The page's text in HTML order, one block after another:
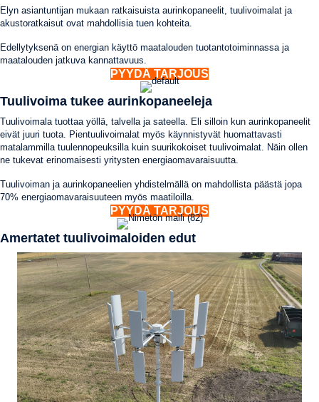
Elyn asiantuntijan mukaan ratkaisuista aurinkopaneelit, tuulivoimalat ja
akustoratkaisut ovat mahdollisia tuen kohteita.
Edellytyksenä on energian käyttö maatalouden tuotantotoiminnassa ja
maatalouden jatkuva kannattavuus.
PYYDÄ TARJOUS
Tuulivoima tukee aurinkopaneeleja
Tuulivoimala tuottaa yöllä, talvella ja sateella. Eli silloin kun aurinkopaneelit
eivät juuri tuota. Pientuulivoimalat myös käynnistyvät huomattavasti
matalammilla tuulennopeuksilla kuin suurikokoiset tuulivoimalat. Näin ollen
ne tukevat erinomaisesti yritysten energiaomavaraisuutta.
Tuulivoiman ja aurinkopaneelien yhdistelmällä on mahdollista päästä jopa
70% energiaomavaraisuuteen myös maatiloilla.
PYYDÄ TARJOUS
Amertatet tuulivoimaloiden edut